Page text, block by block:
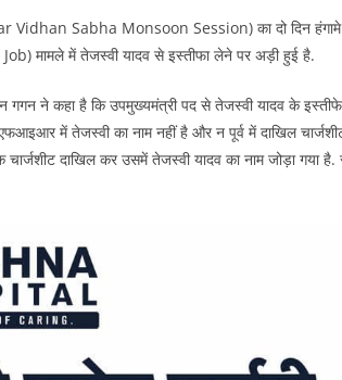
Vidhan Sabha Monsoon Session) का दो दिन हंगामे
मामले में तेजस्वी यादव से इस्तीफा लेने पर अड़ी हुई है.
गगन ने कहा है कि उपमुख्यमंत्री पद से तेजस्वी यादव के इस्तीफे
में तेजस्वी का नाम नहीं है और न पूर्व में दाखिल
दाखिल कर उसमें तेजस्वी यादव का नाम जोड़ा गया है.